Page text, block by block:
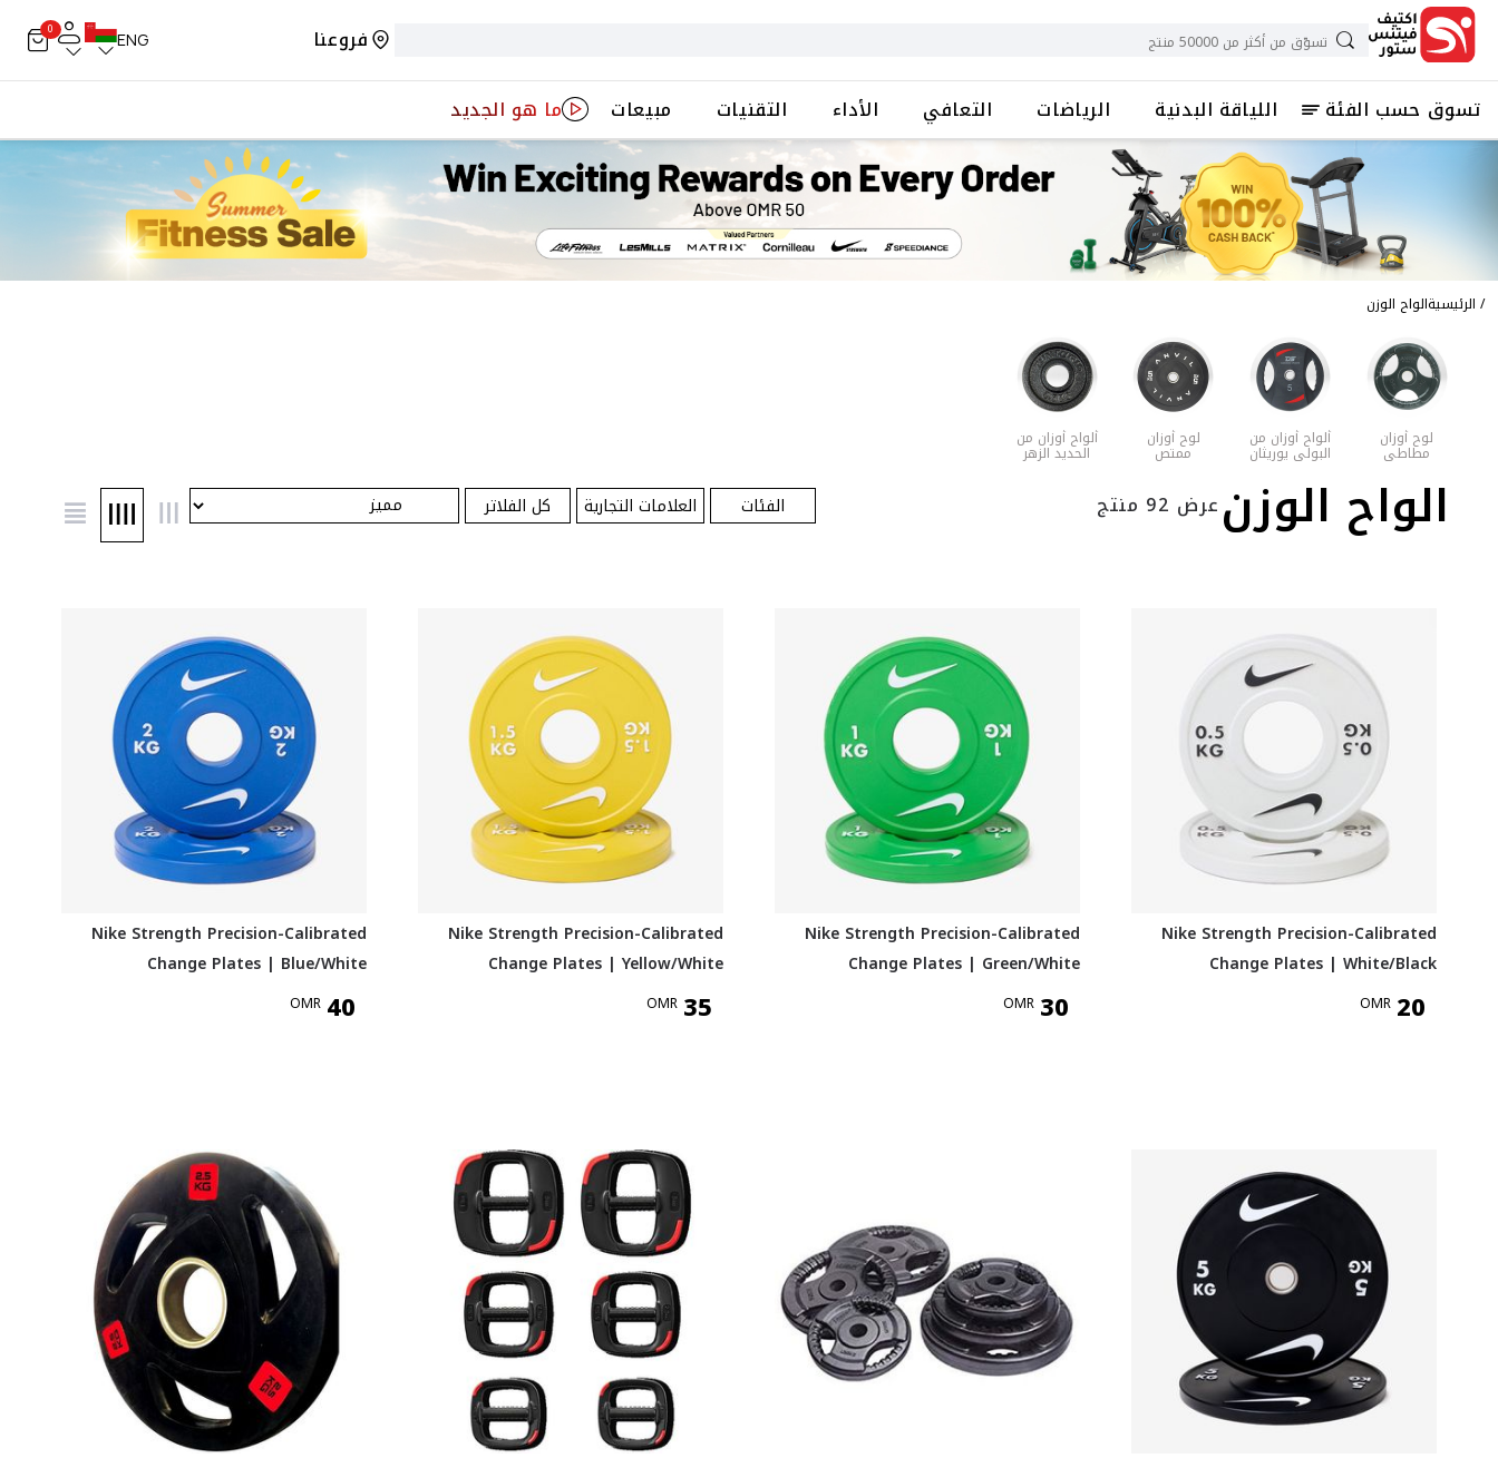
فروعنا ENG
0
تسوق حسب الفئة اللياقة البدنية الرياضات التعافي الأداء التقنيات مبيعات ما هو الجديد
الرئيسيةالواح الوزن
لوح أوزان
مطاطي
ألواح أوزان من
البولي يوريثان
لوح أوزان
ممتص
للصدمات
ألواح أوزان من
الحديد الزهر
الواح الوزنعرض 92 منتج الفئات العلامات التجارية كل الفلاتر
Nike Strength Precision-Calibrated
Change Plates | White/Black
OMR 20
Nike Strength Precision-Calibrated
Change Plates | Green/White
OMR 30
Nike Strength Precision-Calibrated
Change Plates | Yellow/White
OMR 35
Nike Strength Precision-Calibrated
Change Plates | Blue/White
OMR 40